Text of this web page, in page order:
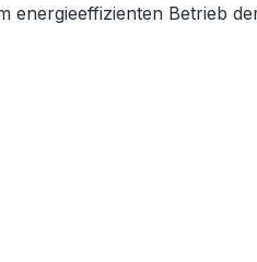
energieeffizienten Betrieb